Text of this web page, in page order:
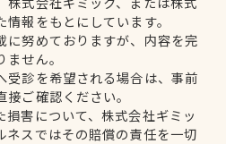
報をもとにしています。
に努めておりますが、内容を完
せん。
受診を希望される場合は、事前
ご確認ください。
損害について、株式会社ギミッ
ネスではその賠償の責任を一切